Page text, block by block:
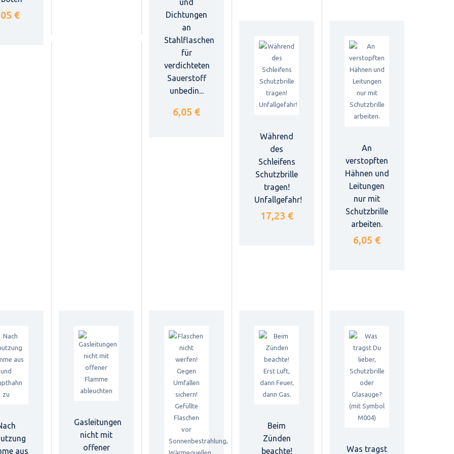
€
und
Dichtungen
an
Stahlflaschen
für
verdichteten
Sauerstoff
unbedin...
6,05 €
Während
des
Schleifens
Schutzbrille
tragen!
Unfallgefahr!
17,23 €
An
verstopften
Hähnen und
Leitungen
nur mit
Schutzbrille
arbeiten.
6,05 €
aus
Gasleitungen
nicht mit
offener
Beim
Zünden
beachte!
Was tragst